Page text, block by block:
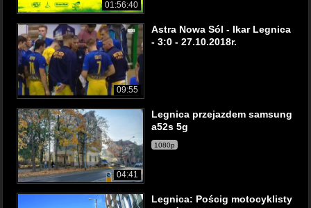
01:56:40
09:55
Astra Nowa Sól - Ikar Legnica
- 3:0 - 27.10.2018r.
04:41
Legnica przejazdem samsung
a52s 5g
1080p
Legnica: Pościg motocyklisty